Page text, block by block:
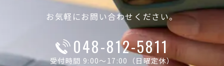
お気軽にお問い合わせください。
048-812-5811
受付時間 9:00～17:00（日曜定休）